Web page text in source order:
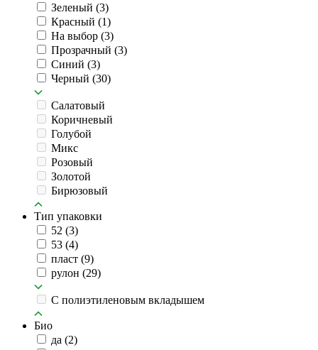
Зеленый (3)
Красный (1)
На выбор (3)
Прозрачный (3)
Синий (3)
Черный (30)
Салатовый
Коричневый
Голубой
Микс
Розовый
Золотой
Бирюзовый
Тип упаковки
52 (3)
53 (4)
пласт (9)
рулон (29)
C полиэтиленовым вкладышем
Био
да (2)